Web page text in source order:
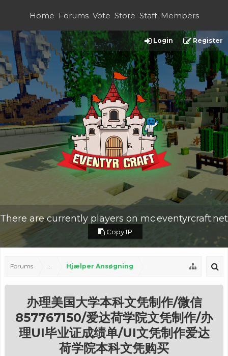
Home Forums Vote Store Staff Members
Login Register
There are currently players on mc.eventyrcraft.net
Copy IP
Forums ... Hjælper Ansøgning
办理美国大学本科文凭制作/微信
857767150/爱达荷学院文凭制作/办
理UI毕业证成绩单/UI文凭制作爱达
荷学院本科文凭购买